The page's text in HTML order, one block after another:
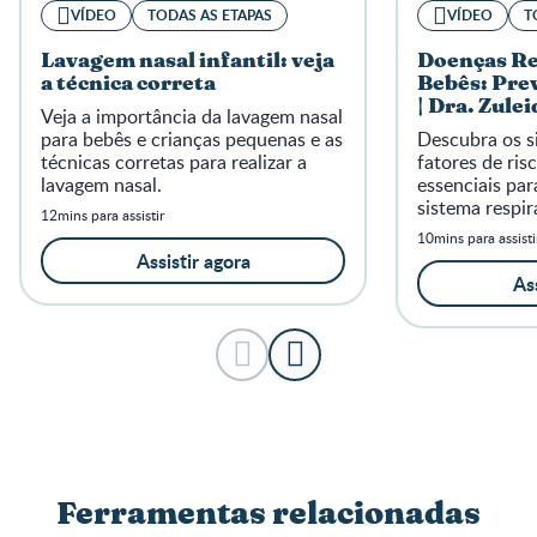
VÍDEO TODAS AS ETAPAS
Lavagem nasal infantil: veja
a técnica correta
Veja a importância da lavagem nasal
para bebês e crianças pequenas e as
técnicas corretas para realizar a
lavagem nasal.
12mins para assistir
Assistir agora
VÍDEO
Doenças
Bebês:
| Dra.
Descubra os
fatores de
essenciais
sistema
desenvolva
10mins para
Ferramentas relacionadas